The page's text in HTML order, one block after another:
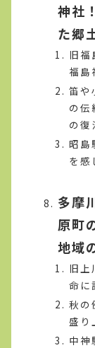
神社
た郷
旧
福島
笛や
の伝
の復
昭島
を感
多摩
原町
地域
旧
命に
秋の
盛り
中神